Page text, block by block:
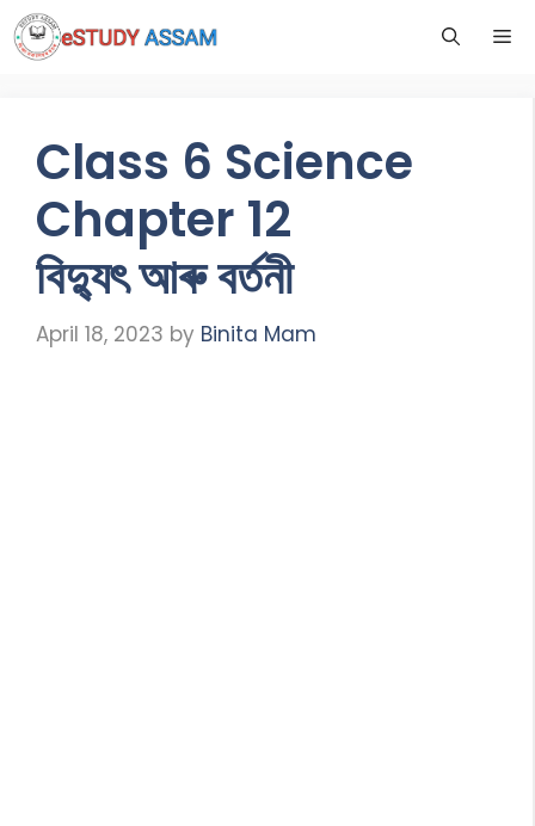
Class 6 Science
Chapter 12
বিদ্যুৎ আৰু বৰ্তনী
April 18, 2023 by Binita Mam